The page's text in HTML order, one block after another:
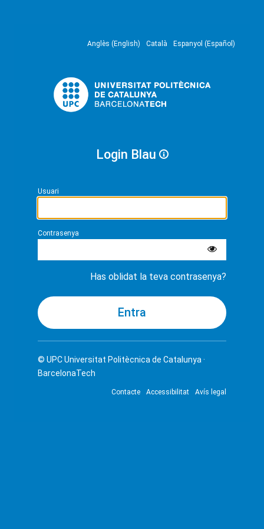
Anglès (English) Català Espanyol (Español)
Login Blau
Usuari
Contrasenya
Has oblidat la teva contrasenya?
© UPCUniversitat Politècnica de Catalunya ·
BarcelonaTech
Contacte Accessibilitat Avís legal